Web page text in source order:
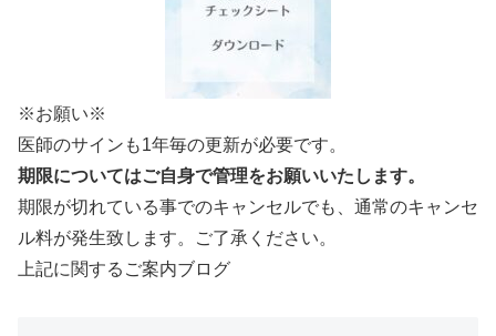
※お願い※
医師のサインも1年毎の更新が必要です。
期限についてはご自身で管理をお願いいたします。
期限が切れている事でのキャンセルでも、通常のキャンセ
ル料が発生致します。ご了承ください。
上記に関するご案内ブログ